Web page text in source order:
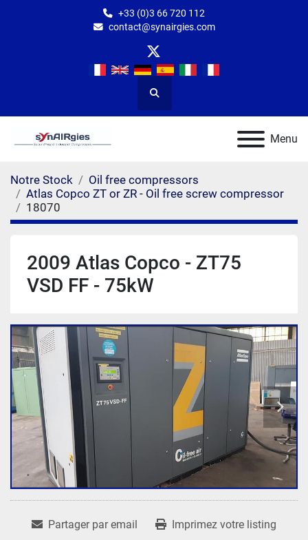
+33 (0)3 66 720 112
contact@synairgies.com
twitter
Rechercher
Menu
Notre Stock
Oil free compressors
Atlas Copco ZT or ZR - Oil free screw compressor
18070
2009 Atlas Copco - ZT75
VSD FF - 75kW
Partager par email Imprimez votre listing